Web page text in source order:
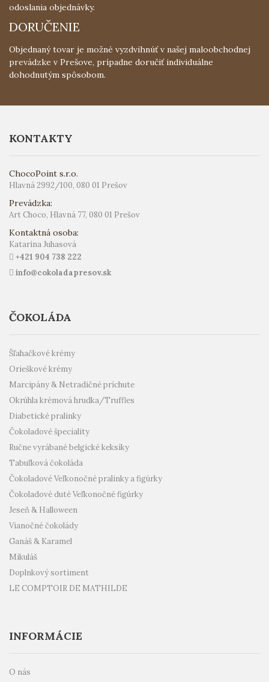
odoslania objednávky.
DORUČENIE
Objednaný tovar je možné vyzdvihnúť v našej maloobchodnej
prevádzke v Prešove, prípadne doručiť individuálne
dohodnutým spôsobom.
KONTAKTY
ChocoPoint s.r.o.
Hlavná 2992/100, 080 01 Prešov
Prevádzka:
Art Choco, Hlavná 77, 080 01 Prešov
Kontaktná osoba:
Katarína Juhasová
+421 904 738 222
info@cokoladapresov.sk
ČOKOLÁDA
Šľahačkové krémy
Orieškové krémy
Marcipány & Netradičné príchute
Okrúhla krémová hrudka/Truffles
Diabetické pralinky
Čokoladové špeciality
Ručne vyrábané belgické keksíky
Tabuľková čokoláda
Čokoladové Veľkonočné pralinky a figúrky
Čokoladové duté Veľkonočné figúrky
Jeseň & Halloween
Vianočné čokolády
Ganáš & Karamel
Mikuláš
Doplnkový sortiment
LE COMPTOIR DE MATHILDE
INFORMÁCIE
O nás